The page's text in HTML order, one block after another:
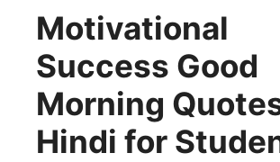
Motivational
Success Good
Morning
Hindi for